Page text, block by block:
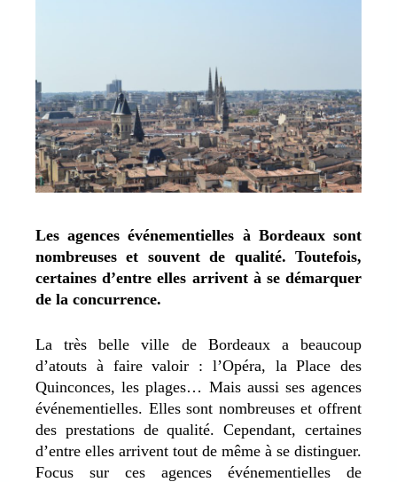
Les agences événementielles à Bordeaux sont
nombreuses et souvent de qualité. Toutefois,
certaines d’entre elles arrivent à se démarquer
de la concurrence.
La très belle ville de Bordeaux a beaucoup
d’atouts à faire valoir : l’Opéra, la Place des
Quinconces, les plages… Mais aussi ses agences
événementielles. Elles sont nombreuses et offrent
des prestations de qualité. Cependant, certaines
d’entre elles arrivent tout de même à se distinguer.
Focus sur ces agences événementielles de